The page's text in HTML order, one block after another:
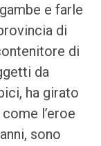
e farle
di
di
da
ha girato
l’eroe
sono